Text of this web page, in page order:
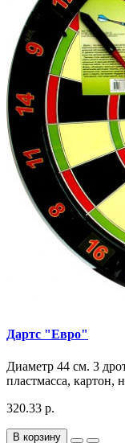
Дартс "Евро"
Диаметр 44 см. 3
пластмасса, картон,
320.33 р.
В корзину